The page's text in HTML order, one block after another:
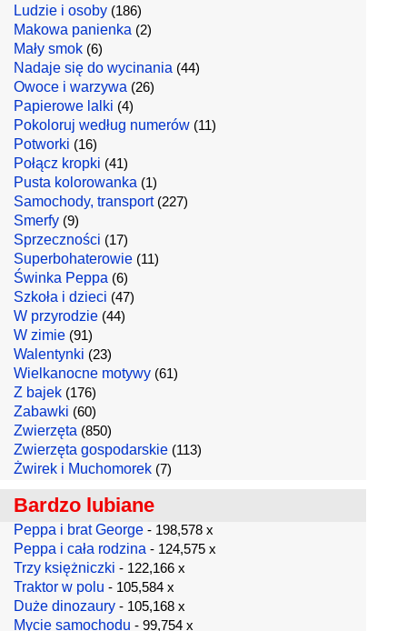
Ludzie i osoby (186)
Makowa panienka (2)
Mały smok (6)
Nadaje się do wycinania (44)
Owoce i warzywa (26)
Papierowe lalki (4)
Pokoloruj według numerów (11)
Potworki (16)
Połącz kropki (41)
Pusta kolorowanka (1)
Samochody, transport(227)
Smerfy (9)
Sprzeczności (17)
Superbohaterowie (11)
Świnka Peppa (6)
Szkoła i dzieci (47)
W przyrodzie (44)
W zimie (91)
Walentynki (23)
Wielkanocne motywy (61)
Z bajek (176)
Zabawki (60)
Zwierzęta (850)
Zwierzęta gospodarskie (113)
Żwirek i Muchomorek (7)
Bardzo lubiane
Peppa i brat George - 198,578 x
Peppa i cała rodzina - 124,575 x
Trzy księżniczki - 122,166 x
Traktor w polu - 105,584 x
Duże dinozaury - 105,168 x
Mycie samochodu - 99,754 x